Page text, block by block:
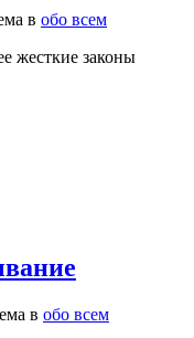
в обо всем
жесткие законы
в обо всем